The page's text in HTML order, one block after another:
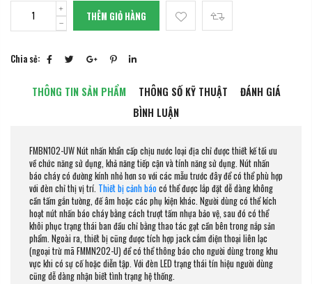
THÊM GIỎ HÀNG
Chia sẻ:
THÔNG TIN SẢN PHẨM THÔNG SỐ KỸ THUẬT
ĐÁNH GIÁ
BÌNH LUẬN
FMBN102-UW Nút nhấn khẩn cấp chịu nước loại địa chỉ được thiết kế tối ưu
về chức năng sử dụng, khả năng tiếp cận và tính năng sử dụng. Nút nhấn
báo cháy có đường kính nhỏ hơn so với các mẫu trước đây để có thể phù hợp
với đèn chỉ thị vị trí. Thiết bị cảnh báo có thể được lắp đặt dễ dàng không
cần tấm gắn tường, đế âm hoặc các phụ kiện khác. Người dùng có thể kích
hoạt nút nhấn báo cháy bằng cách trượt tấm nhựa bảo vệ, sau đó có thể
khôi phục trạng thái ban đầu chỉ bằng thao tác gạt cần bên trong nắp sản
phẩm. Ngoài ra, thiết bị cũng được tích hợp jack cắm điện thoại liên lạc
(ngoại trừ mã FMMN202-U) để có thể thông báo cho người dùng trong khu
vực khi có sự cố hoặc diễn tập. Với đèn LED trạng thái tín hiệu người dùng
cũng dễ dàng nhận biết tình trạng hệ thống.